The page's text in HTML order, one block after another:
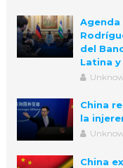
Agenda
del
Latina y
China
la
China